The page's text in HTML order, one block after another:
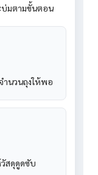
บ่มตามขั้นตอน
ำนวนถุงให้พอ
สดุดูดซับ